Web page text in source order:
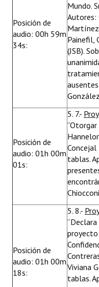
Posición de
audio: 00h 59m
34s:
Mundo.
Autores:
Painefil,
(JSB).
Posición de
audio: 01h 00m
01s:
5. 7.-
Concejal
tablas.
Posición de
audio: 01h 00m
18s:
5. 8.-
Viviana
tablas.